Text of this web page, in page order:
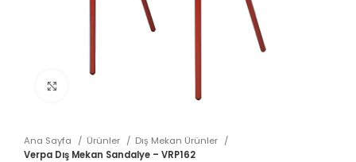
Ana Sayfa Ürünler
Dış Mekan Ürünler
Verpa Dış Mekan Sandalye – VRP162